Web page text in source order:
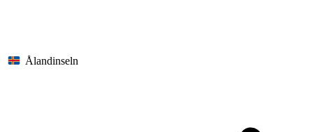
Ålandinseln